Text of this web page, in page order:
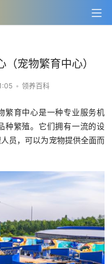
宠物繁育中心）
• 领养百科
繁育中心是一种专业服务机
种繁殖。它们拥有一流的设
员，可以为宠物提供全面而